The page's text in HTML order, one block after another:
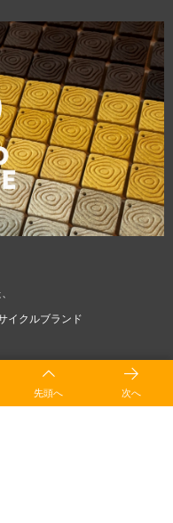
イクルブランド
先頭へ 次へ